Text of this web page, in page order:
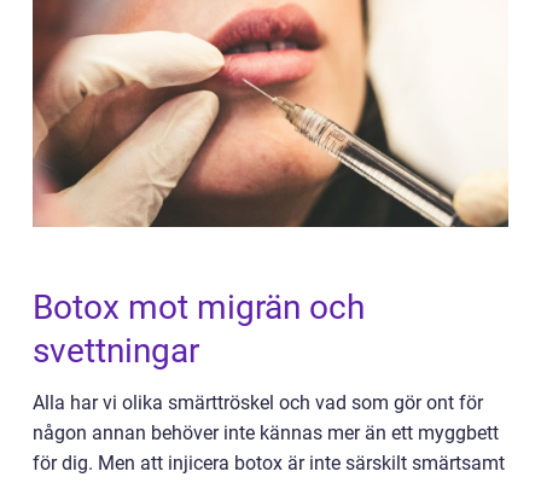
Botox mot migrän och
svettningar
Alla har vi olika smärttröskel och vad som gör ont för
någon annan behöver inte kännas mer än ett myggbett
för dig. Men att injicera botox är inte särskilt smärtsamt